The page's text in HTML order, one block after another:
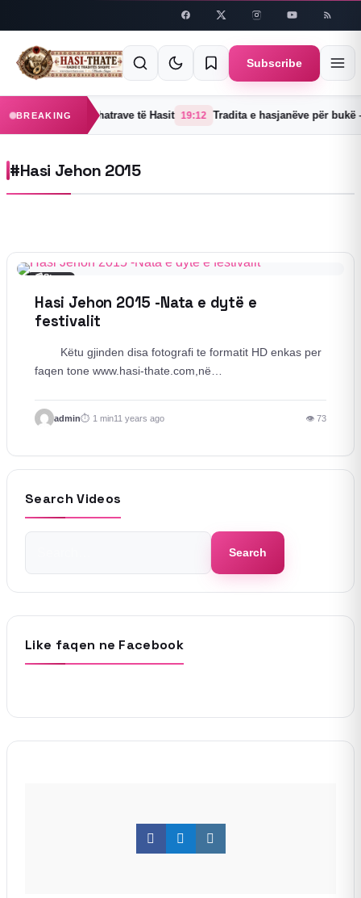
Subscribe
BREAKING
një prej 38 fshatrave të Hasit 19:12 Tradita e hasjanëve për bukë –
#Hasi Jehon 2015
📰Story
Hasi Jehon 2015 -Nata e dytë e
festivalit
Këtu gjinden disa fotografi te formatit HD enkas per
faqen tone www.hasi-thate.com,në…
admin 1 min11 years ago 👁 73
Search Videos
Search
Like faqen ne Facebook
FacebookTwitterInstagram